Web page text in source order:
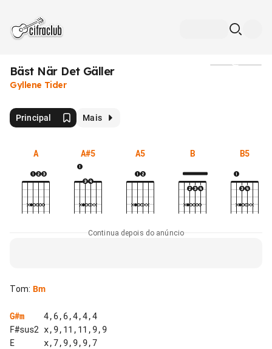
Bäst När Det Gäller
Gyllene Tider
Principal Mais
A A#5 A5 B B5
Continua depois do anúncio
Tom: Bm
G#m
    4,6,6,4,4,4
F#sus2 x,9,11,11,9,9
E      x,7,9,9,9,7